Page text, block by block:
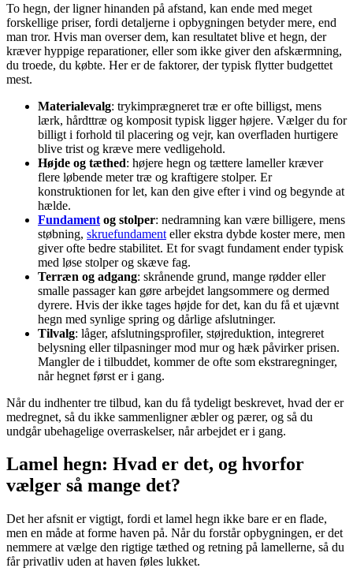
To hegn, der ligner hinanden på afstand, kan ende med meget
forskellige priser, fordi detaljerne i opbygningen betyder mere, end
man tror. Hvis man overser dem, kan resultatet blive et hegn, der
kræver hyppige reparationer, eller som ikke giver den afskærmning,
du troede, du købte. Her er de faktorer, der typisk flytter budgettet
mest.
Materialevalg: trykimprægneret træ er ofte billigst, mens
lærk, hårdttræ og komposit typisk ligger højere. Vælger du for
billigt i forhold til placering og vejr, kan overfladen hurtigere
blive trist og kræve mere vedligehold.
Højde og tæthed: højere hegn og tættere lameller kræver
flere løbende meter træ og kraftigere stolper. Er
konstruktionen for let, kan den give efter i vind og begynde at
hælde.
Fundament og stolper: nedramning kan være billigere, mens
støbning, skruefundament eller ekstra dybde koster mere, men
giver ofte bedre stabilitet. Et for svagt fundament ender typisk
med løse stolper og skæve fag.
Terræn og adgang: skrånende grund, mange rødder eller
smalle passager kan gøre arbejdet langsommere og dermed
dyrere. Hvis der ikke tages højde for det, kan du få et ujævnt
hegn med synlige spring og dårlige afslutninger.
Tilvalg: låger, afslutningsprofiler, støjreduktion, integreret
belysning eller tilpasninger mod mur og hæk påvirker prisen.
Mangler de i tilbuddet, kommer de ofte som ekstraregninger,
når hegnet først er i gang.
Når du indhenter tre tilbud, kan du få tydeligt beskrevet, hvad der er
medregnet, så du ikke sammenligner æbler og pærer, og så du
undgår ubehagelige overraskelser, når arbejdet er i gang.
Lamel hegn: Hvad er det, og hvorfor
vælger så mange det?
Det her afsnit er vigtigt, fordi et lamel hegn ikke bare er en flade,
men en måde at forme haven på. Når du forstår opbygningen, er det
nemmere at vælge den rigtige tæthed og retning på lamellerne, så du
får privatliv uden at haven føles lukket.